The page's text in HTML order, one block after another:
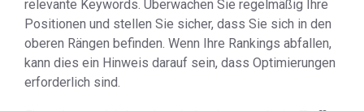
relevante Keywords. Überwachen Sie regelmäßig Ihre
Positionen und stellen Sie sicher, dass Sie sich in den
oberen Rängen befinden. Wenn Ihre Rankings abfallen,
kann dies ein Hinweis darauf sein, dass Optimierungen
erforderlich sind.